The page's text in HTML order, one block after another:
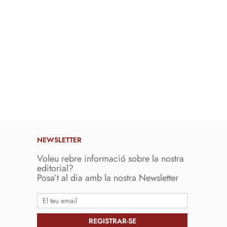
NEWSLETTER
Voleu rebre informació sobre la nostra
editorial?
Posa’t al dia amb la nostra Newsletter